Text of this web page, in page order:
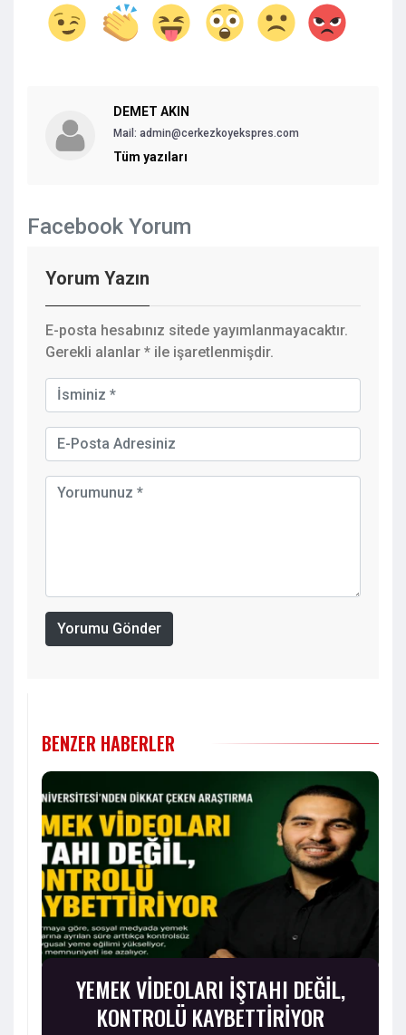
DEMET AKIN
Mail: admin@cerkezkoyekspres.com
Tüm yazıları
Facebook Yorum
Yorum Yazın
E-posta hesabınız sitede yayımlanmayacaktır.
Gerekli alanlar * ile işaretlenmişdir.
Yorumu Gönder
BENZER HABERLER
YEMEK VİDEOLARI İŞTAHI DEĞİL,
KONTROLÜ KAYBETTİRİYOR